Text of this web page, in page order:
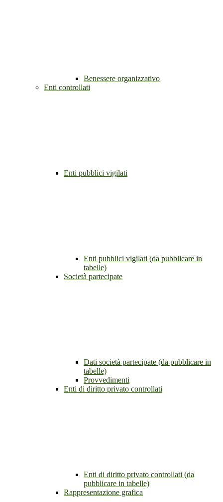
Benessere organizzativo
Enti controllati
Enti pubblici vigilati
Enti pubblici vigilati (da pubblicare in
tabelle)
Società partecipate
Dati società partecipate (da pubblicare in
tabelle)
Provvedimenti
Enti di diritto privato controllati
Enti di diritto privato controllati (da
pubblicare in tabelle)
Rappresentazione grafica